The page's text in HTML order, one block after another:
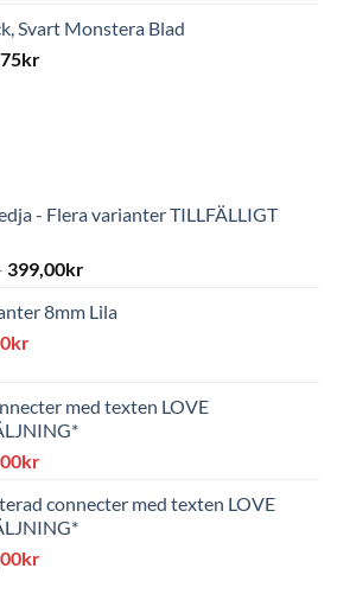
Svart Monstera Blad
kr
- Flera varianter TILLFÄLLIGT
399,00kr
8mm Lila
krDet
är:
4,00kr.
med texten LOVE
krDet
priset
är:
5,00kr.
connecter med texten LOVE
krDet